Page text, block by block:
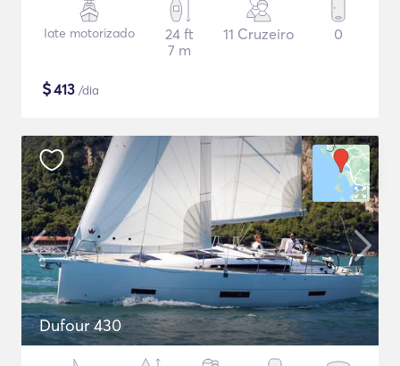
Iate motorizado
24 ft
7 m
11 Cruzeiro 0
$413 /dia
Dufour 430